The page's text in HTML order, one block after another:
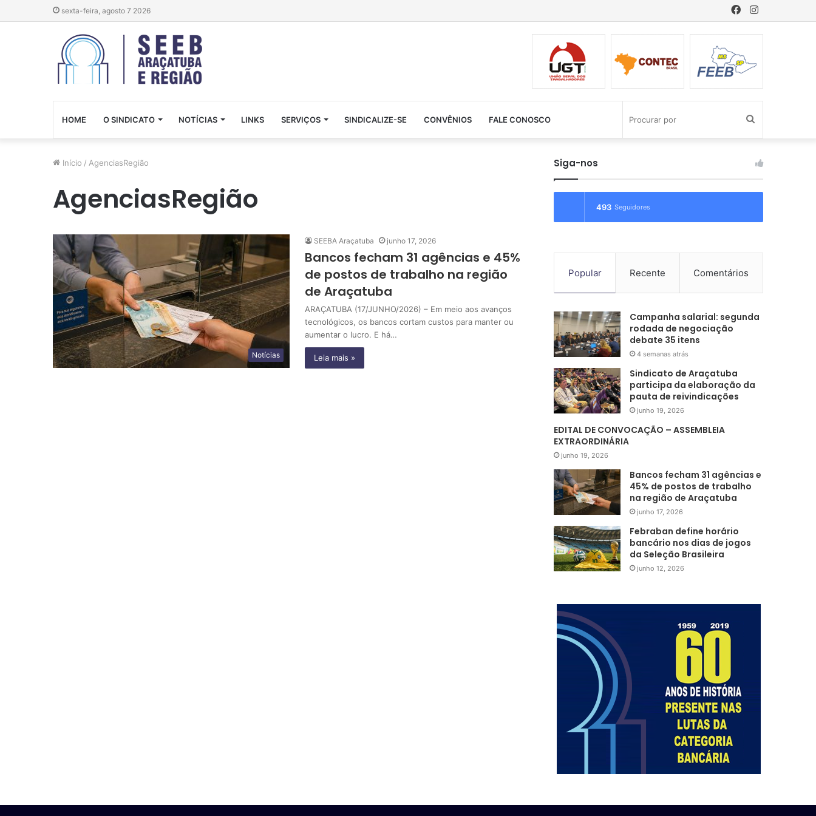
sexta-feira, agosto 7 2026 Facebook
HOME O SINDICATO NOTÍCIAS LINKS SERVIÇOS SINDICALIZE-SE CONVÊNIOS FALE CONOSCO
Início / AgenciasRegião
AgenciasRegião
Notícias
SEEBA Araçatuba junho 17, 2026
Bancos fecham 31 agências e 45%
de postos de trabalho na região
de Araçatuba
ARAÇATUBA (17/JUNHO/2026) – Em meio aos avanços
tecnológicos, os bancos cortam custos para manter ou
aumentar o lucro. E há…
Leia mais »
Siga-nos
493 Seguidores
Popular Recente Comentários
Campanha salarial: segunda
rodada de negociação
debate 35 itens
4 semanas atrás
Sindicato de Araçatuba
participa da elaboração da
pauta de reivindicações
junho 19, 2026
EDITAL DE CONVOCAÇÃO – ASSEMBLEIA
EXTRAORDINÁRIA
junho 19, 2026
Bancos fecham 31 agências e
45% de postos de trabalho
na região de Araçatuba
junho 17, 2026
Febraban define horário
bancário nos dias de jogos
da Seleção Brasileira
junho 12, 2026